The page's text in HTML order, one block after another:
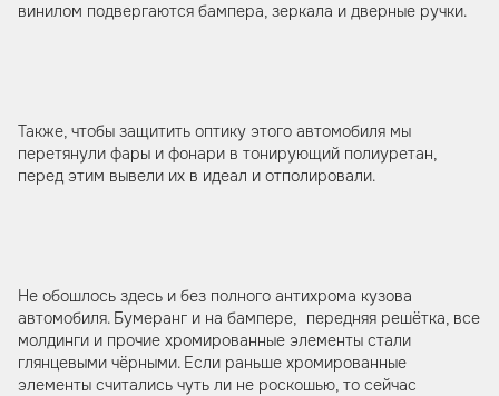
винилом подвергаются бампера, зеркала и дверные ручки.
Также, чтобы защитить оптику этого автомобиля мы
перетянули фары и фонари в тонирующий полиуретан,
перед этим вывели их в идеал и отполировали.
Не обошлось здесь и без полного антихрома кузова
автомобиля. Бумеранг и на бампере, передняя решётка, все
молдинги и прочие хромированные элементы стали
глянцевыми чёрными. Если раньше хромированные
элементы считались чуть ли не роскошью, то сейчас